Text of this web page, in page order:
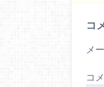
コ
メ
コ